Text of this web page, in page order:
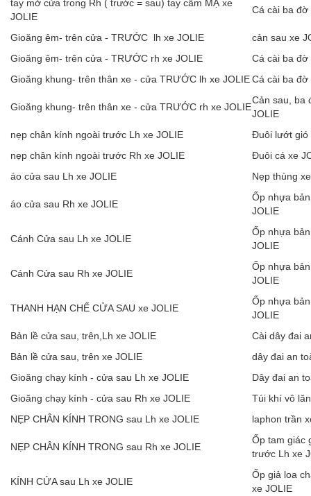
tay mở cửa trong Rh ( trước = sau) tay cầm MẠ xe
JOLIE
Cá cài ba
Gioăng êm- trên cửa - TRƯỚC lh xe JOLIE
cản sau xe
Gioăng êm- trên cửa - TRƯỚC rh xe JOLIE
Cá cài ba
Gioăng khung- trên thân xe - cửa TRƯỚC lh xe JOLIECá cài ba đờ
Gioăng khung- trên thân xe - cửa TRƯỚC rh xe JOLIE
Cản sau, ba
JOLIE
nẹp chân kính ngoài trước Lh xe JOLIE
Đuôi lướt gió
nẹp chân kính ngoài trước Rh xe JOLIE
Đuôi cá xe
áo cửa sau Lh xe JOLIE
Nẹp thùng
áo cửa sau Rh xe JOLIE
Ốp nhựa
JOLIE
Cánh Cửa sau Lh xe JOLIE
Ốp nhựa
JOLIE
Cánh Cửa sau Rh xe JOLIE
Ốp nhựa
JOLIE
THANH HẠN CHẾ CỬA SAU xe JOLIE
Ốp nhựa
JOLIE
Bản lề cửa sau, trên,Lh xe JOLIE
Cài dây đai
Bản lề cửa sau, trên xe JOLIE
dây đai an
Gioăng chạy kính - cửa sau Lh xe JOLIE
Dây đai an
Gioăng chạy kính - cửa sau Rh xe JOLIE
Túi khí vô
NẸP CHÂN KÍNH TRONG sau Lh xe JOLIE
laphon trần
NẸP CHÂN KÍNH TRONG sau Rh xe JOLIE
Ốp tam giác
trước Lh xe
KÍNH CỬA sau Lh xe JOLIE
Ốp giả loa
xe JOLIE